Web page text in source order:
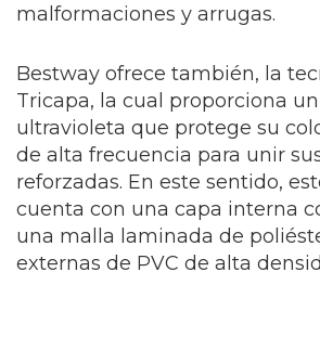
malformaciones y arrugas.
Bestway ofrece también, la
Tricapa, la cual proporciona
ultravioleta que protege su
de alta frecuencia para unir
reforzadas. En este sentido,
cuenta con una capa interna
una malla laminada de
externas de PVC de alta